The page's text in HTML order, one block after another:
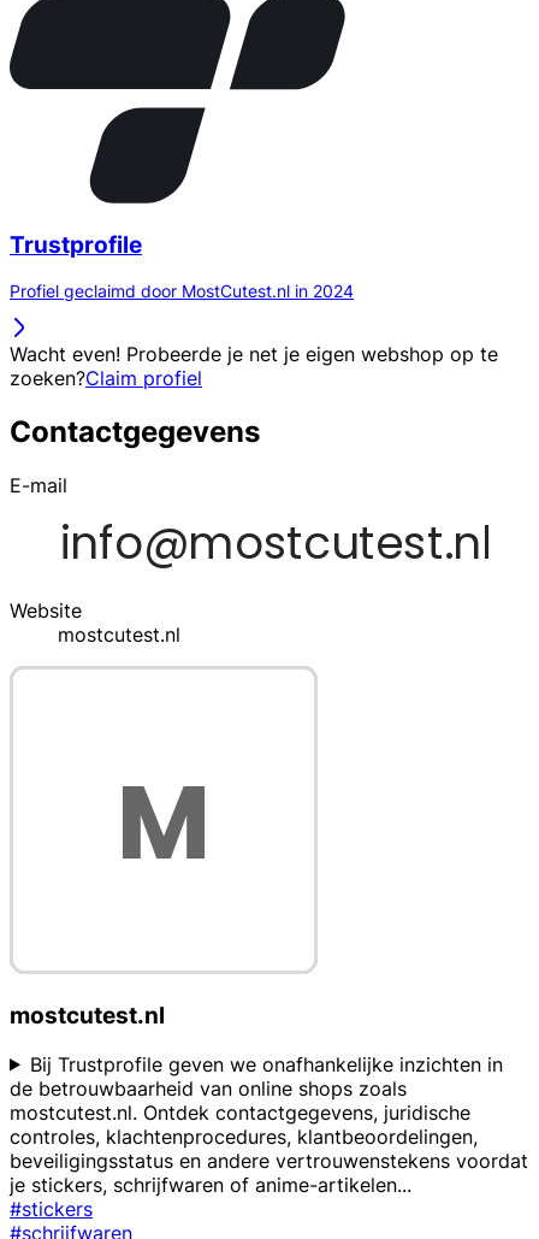
Trustprofile
Profiel geclaimd door MostCutest.nl in 2024
Wacht even! Probeerde je net je eigen webshop op te
zoeken?Claim profiel
Contactgegevens
E-mail
Website
mostcutest.nl
mostcutest.nl
Bij Trustprofile geven we onafhankelijke inzichten in
de betrouwbaarheid van online shops zoals
mostcutest.nl. Ontdek contactgegevens, juridische
controles, klachtenprocedures, klantbeoordelingen,
beveiligingsstatus en andere vertrouwenstekens voordat
je stickers, schrijfwaren of anime-artikelen...
#stickers
#schrijfwaren